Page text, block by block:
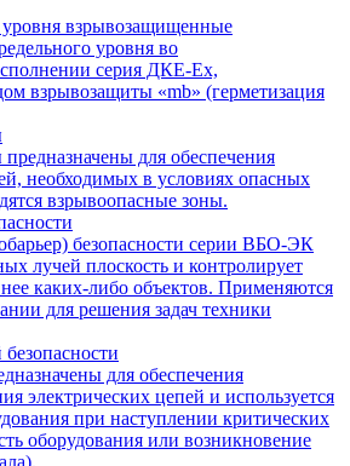
взрывозащищенные
уровня во
серия ДКЕ-Ех,
взрывозащиты «mb» (герметизация
для обеспечения
необходимых в условиях опасных
взрывоопасные зоны.
безопасности серии ВБО-ЭК
лучей плоскость и контролирует
каких-либо объектов. Применяются
для решения задач техники
для обеспечения
электрических цепей и используется
при наступлении критических
оборудования или возникновение